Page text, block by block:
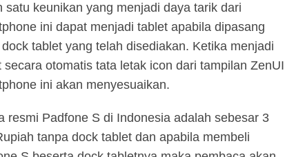
satu keunikan yang menjadi daya tarik dari
ini dapat menjadi tablet apabila dipasang
tablet yang telah disediakan. Ketika menjadi
secara otomatis tata letak icon dari tampilan ZenUI
ini akan menyesuaikan.
resmi Padfone S di Indonesia adalah sebesar 3
tanpa dock tablet dan apabila membeli